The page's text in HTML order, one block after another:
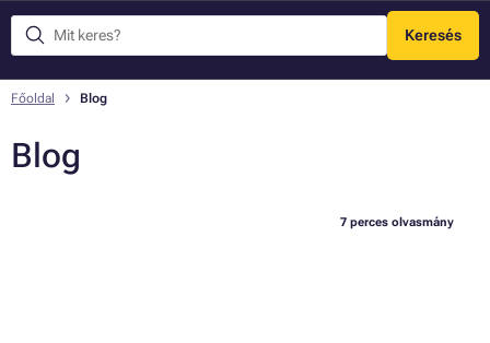
Keresés
Menü
Főoldal Blog
Blog
7 perces olvasmány